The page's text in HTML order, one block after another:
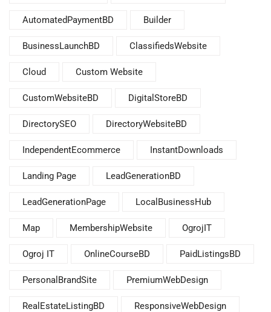
AutomatedPaymentBD Builder
BusinessLaunchBD ClassifiedsWebsite
Cloud Custom Website
CustomWebsiteBD DigitalStoreBD
DirectorySEO DirectoryWebsiteBD
IndependentEcommerce InstantDownloads
Landing Page LeadGenerationBD
LeadGenerationPage LocalBusinessHub
Map MembershipWebsite OgrojIT
Ogroj IT OnlineCourseBD PaidListingsBD
PersonalBrandSite PremiumWebDesign
RealEstateListingBD ResponsiveWebDesign